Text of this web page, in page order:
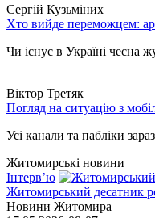
Сергій Кузьміних
Хто вийде переможцем:
Чи існує в Україні чесна
Віктор Третяк
Погляд на ситуацію з
Усі канали та пабліки
Житомирські новини
Інтерв’ю
Житомирський десатник
Новини Житомира